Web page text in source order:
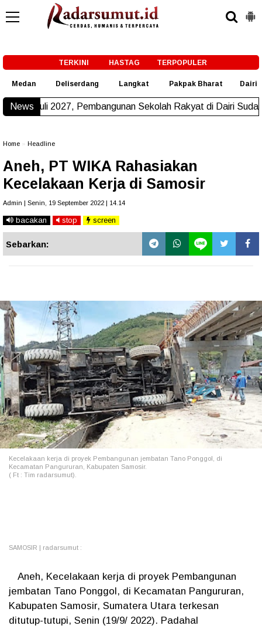
TERKINI HASTAG TERPOPULER
Medan Deliserdang Langkat Pakpak Bharat Dairi
News
Pembangunan Sekolah Rakyat di Dairi Sudah Beroperasi
Home Headline
Aneh, PT WIKA Rahasiakan
Kecelakaan Kerja di Samosir
Admin | Senin, 19 September 2022 | 14.14
bacakan stop screen
Sebarkan:
Kecelakaan kerja di proyek Pembangunan jembatan Tano Ponggol, di
Kecamatan Pangururan, Kabupaten Samosir.
( Ft : Tim radarsumut).
SAMOSIR | radarsumut :
Aneh, Kecelakaan kerja di proyek Pembangunan
jembatan Tano Ponggol, di Kecamatan Pangururan,
Kabupaten Samosir, Sumatera Utara terkesan
ditutup-tutupi, Senin (19/9/ 2022). Padahal